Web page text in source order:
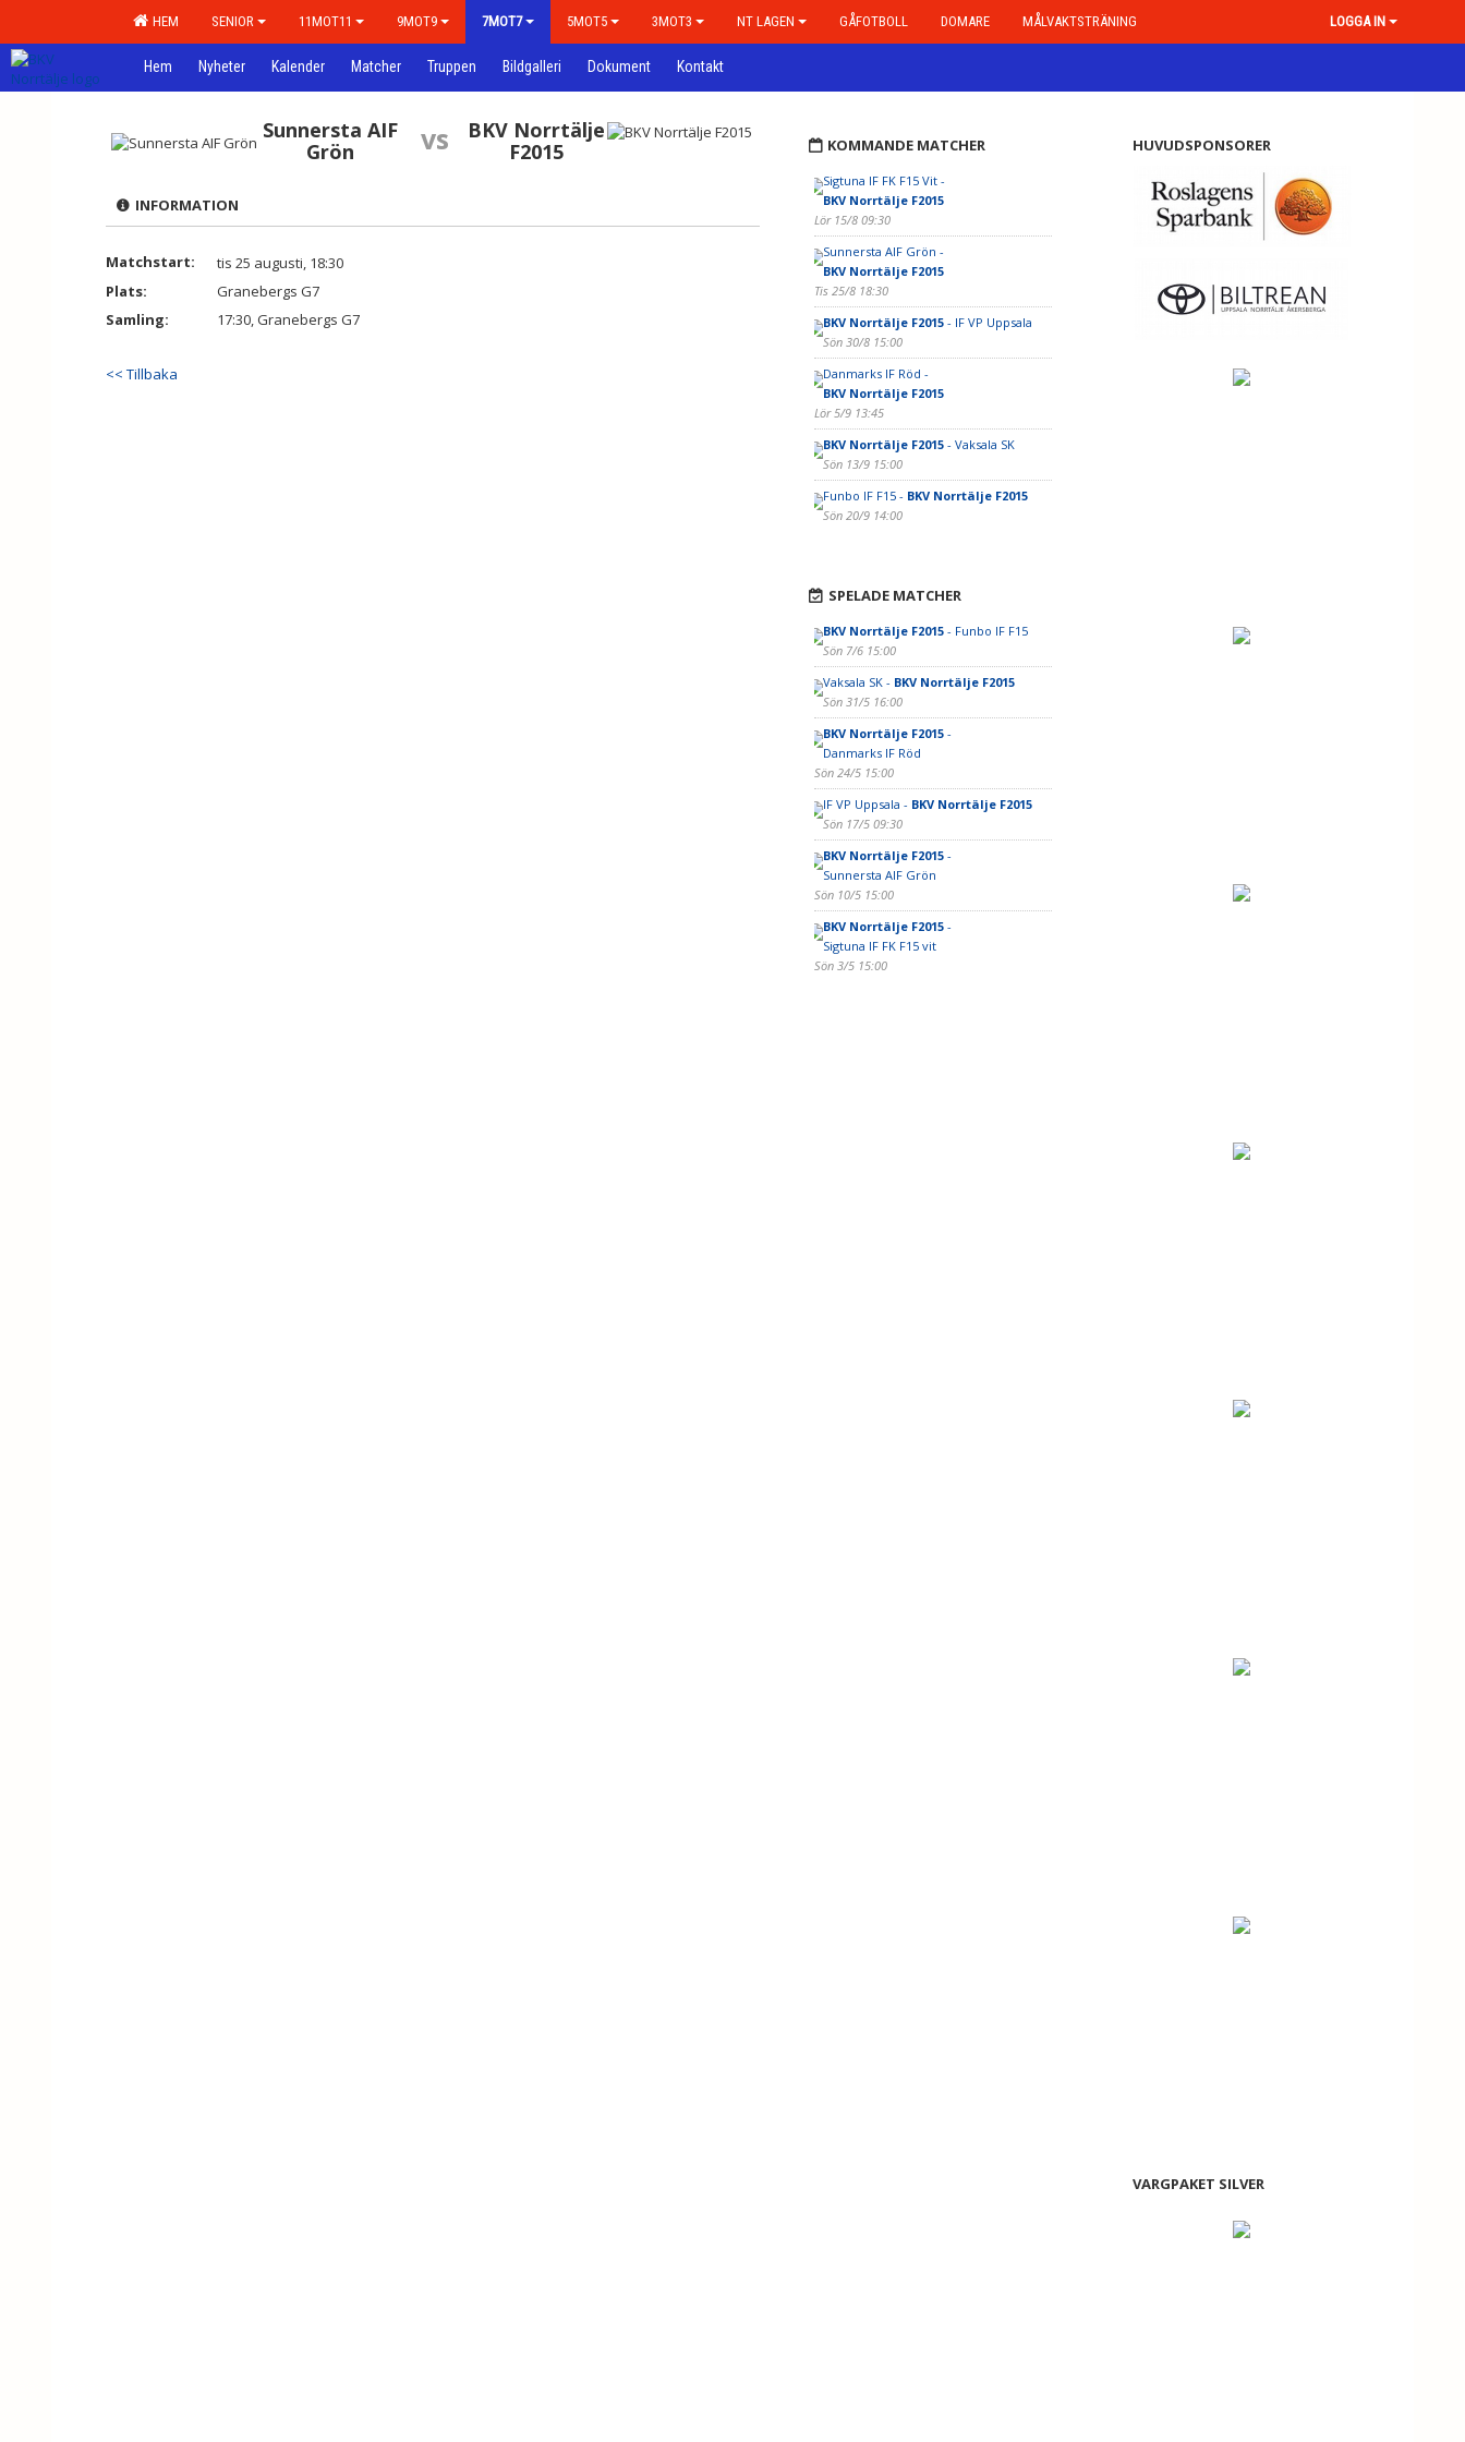
HEM SENIOR 11MOT11 9MOT9 7MOT7 5MOT5 3MOT3 NT LAGEN GÅFOTBOLL DOMARE MÅLVAKTSTRÄNING LOGGA IN
Hem Nyheter Kalender Matcher Truppen Bildgalleri Dokument Kontakt
Sunnersta AIF
Grön
vs
BKV Norrtälje
F2015
INFORMATION
Matchstart:
tis 25 augusti, 18:30
Plats:
Granebergs G7
Samling:
17:30, Granebergs G7
<< Tillbaka
KOMMANDE MATCHER
Sigtuna IF FK F15 Vit -
BKV Norrtälje F2015
Lör 15/8 09:30
Sunnersta AIF Grön -
BKV Norrtälje F2015
Tis 25/8 18:30
BKV Norrtälje F2015- IF VP Uppsala
Sön 30/8 15:00
Danmarks IF Röd -
BKV Norrtälje F2015
Lör 5/9 13:45
BKV Norrtälje F2015- Vaksala SK
Sön 13/9 15:00
Funbo IF F15 - BKV Norrtälje F2015
Sön 20/9 14:00
SPELADE MATCHER
BKV Norrtälje F2015- Funbo IF F15
Sön 7/6 15:00
Vaksala SK - BKV Norrtälje F2015
Sön 31/5 16:00
BKV Norrtälje F2015-
Danmarks IF Röd
Sön 24/5 15:00
IF VP Uppsala - BKV Norrtälje F2015
Sön 17/5 09:30
BKV Norrtälje F2015-
Sunnersta AIF Grön
Sön 10/5 15:00
BKV Norrtälje F2015-
Sigtuna IF FK F15 vit
Sön 3/5 15:00
HUVUDSPONSORER
VARGPAKET SILVER